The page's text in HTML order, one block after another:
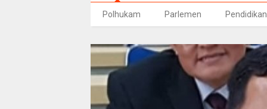
Polhukam Parlemen Pendidikan